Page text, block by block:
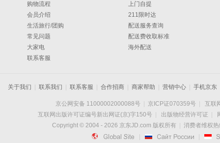
购物流程
会员介绍
生活旅行/团购
常见问题
大家电
联系客服
上门自提
211限时达
配送服务查询
配送费收取标准
海外配送
关于我们 联系我们 联系客服 合作招商 商家帮助 营销中心 手机京东
京公网安备 11000002000088号 京ICP证070359号
互联
互联网出版许可证编号新出网证(京)字150号
出版物经营许可证
Copyright © 2004 - 2026 京东JD.com 版权所有 消费者维权
 